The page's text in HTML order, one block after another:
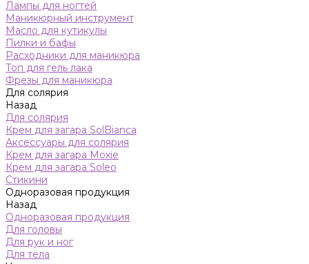
Лампы для ногтей
Маникюрный инструмент
Масло для кутикулы
Пилки и бафы
Расходники для маникюра
Топ для гель лака
Фрезы для маникюра
Для солярия
Назад
Для солярия
Крем для загара SolBianca
Аксессуары для солярия
Крем для загара Moxie
Крем для загара Soleo
Стикини
Одноразовая продукция
Назад
Одноразовая продукция
Для головы
Для рук и ног
Для тела